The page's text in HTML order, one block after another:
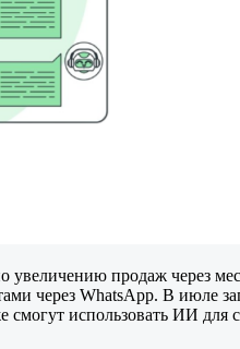
увеличению продаж через
через WhatsApp. В июле
смогут использовать ИИ